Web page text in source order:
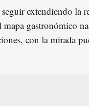
extendiendo la
gastronómico
con la mirada